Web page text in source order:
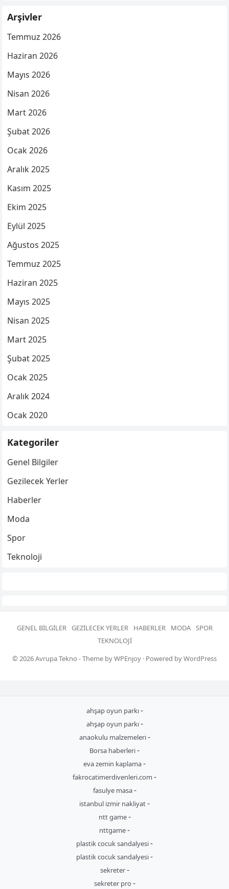
Arşivler
Temmuz 2026
Haziran 2026
Mayıs 2026
Nisan 2026
Mart 2026
Şubat 2026
Ocak 2026
Aralık 2025
Kasım 2025
Ekim 2025
Eylül 2025
Ağustos 2025
Temmuz 2025
Haziran 2025
Mayıs 2025
Nisan 2025
Mart 2025
Şubat 2025
Ocak 2025
Aralık 2024
Ocak 2020
Kategoriler
Genel Bilgiler
Gezilecek Yerler
Haberler
Moda
Spor
Teknoloji
GENEL BILGILER GEZILECEK YERLER HABERLER MODA SPOR
TEKNOLOJI
© 2026Avrupa Tekno - Theme byWPEnjoy · Powered byWordPress
ahşap oyun parkı-
ahşap oyun parkı-
anaokulu malzemeleri-
Borsa haberleri-
eva zemin kaplama-
fakrocatimerdivenleri.com -
fasulye masa-
istanbul izmir nakliyat-
ntt game-
nttgame-
plastik cocuk sandalyesi-
plastik cocuk sandalyesi-
sekreter-
sekreter pro -